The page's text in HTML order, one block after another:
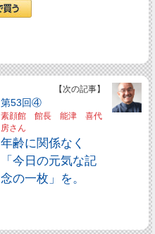
【次の記事】
第53回④
素顔館 館長 能津 喜代
房さん
年齢に関係なく
「今日の元気な記
念の一枚」を。